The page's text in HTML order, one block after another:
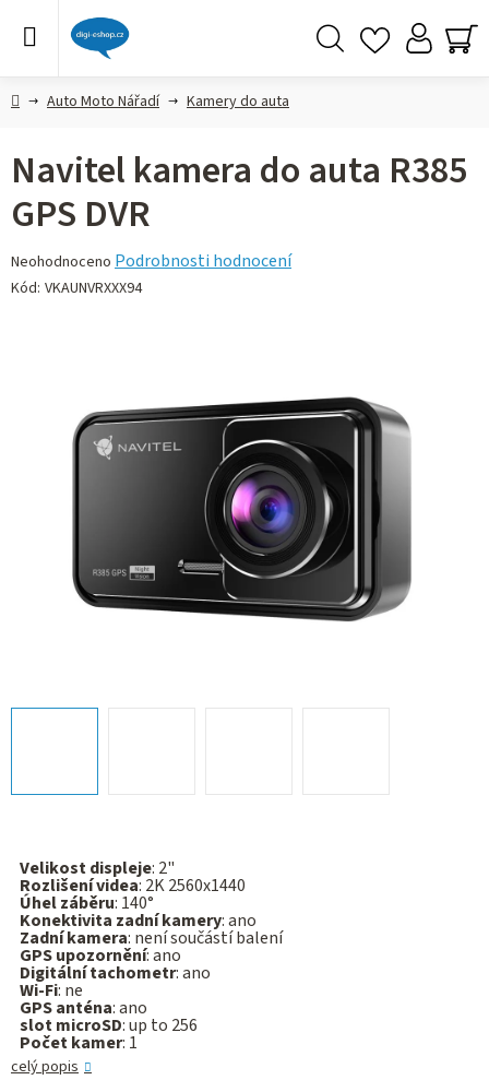
DomůAuto Moto Nářadí Kamery do auta
Velikost displeje: 2"
Rozlišení videa: 2K 2560x1440
Úhel záběru: 140°
Konektivita zadní kamery: ano
Zadní kamera: není součástí balení
GPS upozornění: ano
Digitální tachometr: ano
Wi-Fi: ne
GPS anténa: ano
slot microSD: up to 256
Počet kamer: 1
celý popis
Navitel kamera do auta R385
GPS DVR
Průměrné
hodnocení
Neohodnoceno Podrobnosti hodnocení
Kód: VKAUNVRXXX94